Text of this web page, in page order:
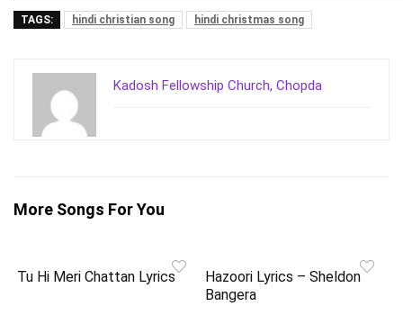
TAGS: hindi christian song hindi christmas song
Kadosh Fellowship Church, Chopda
More Songs For You
Tu Hi Meri Chattan Lyrics
Hazoori Lyrics – Sheldon
Bangera